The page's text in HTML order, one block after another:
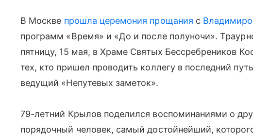
В Москве прошла церемония прощания с
программ «Время» и «До и после полуночи».
пятницу, 15 мая, в Храме Святых Бессребреников
тех, кто пришел проводить коллегу в последний
ведущий «Непутевых заметок».
79-летний Крылов поделился воспоминаниями о
порядочный человек, самый достойнейший,